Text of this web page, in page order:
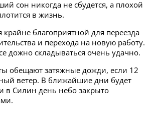
сон никогда не сбудется, а плохой
в жизнь.
крайне благоприятной для переезда
и перехода на новую работу.
дожно складываться очень удачно.
обещают затяжные дожди, если 12
ветер. В ближайшие дни будет
в Силин день небо закрыто